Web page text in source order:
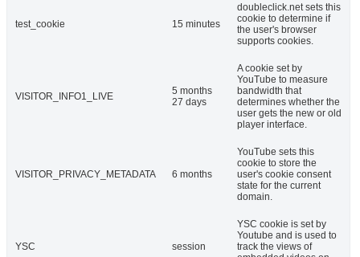
test_cookie 15 minutes
doubleclick.net sets this
cookie to determine if
the user's browser
supports cookies.
VISITOR_INFO1_LIVE
5 months
27 days
A cookie set by
YouTube to measure
bandwidth that
determines whether the
user gets the new or old
player interface.
VISITOR_PRIVACY_METADATA 6 months
YouTube sets this
cookie to store the
user's cookie consent
state for the current
domain.
YSC session
YSC cookie is set by
Youtube and is used to
track the views of